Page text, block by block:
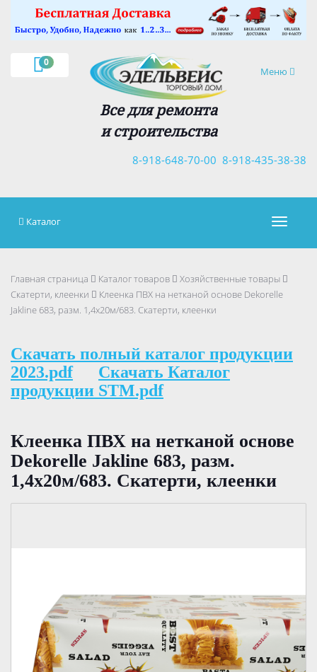
0
Навигация
Меню
Все для ремонта
и строительства
8-918-435-38-38
8-918-648-70-00
×
Каталог
Главная страница Каталог товаров
Хозяйственные товары
Скатерти, клеенки
Клеенка ПВХ на нетканой основе Dekorelle
Jakline 683, разм. 1,4x20м/683. Скатерти, клеенки
Скачать полный каталог продукции
2023.pdf
Скачать Каталог
продукции STM.pdf
Клеенка ПВХ на нетканой основе
Dekorelle Jakline 683, разм.
1,4x20м/683. Скатерти, клеенки